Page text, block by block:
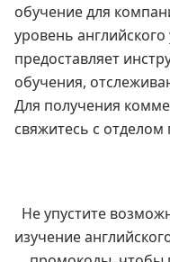
обучение для
уровень
предоставляет
обучения,
Для получения
свяжитесь с отделом
Не упустите
изучение